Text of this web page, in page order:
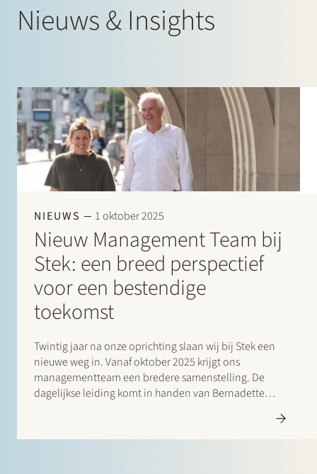
Nieuws & Insights
NIEUWS 1 oktober 2025
Nieuw Management Team bij
Stek: een breed perspectief
voor een bestendige
toekomst
Twintig jaar na onze oprichting slaan wij bij Stek een
nieuwe weg in. Vanaf oktober 2025 krijgt ons
managementteam een bredere samenstelling. De
dagelijkse leiding komt in handen van Bernadette
brede expertise. Bernadette heeft…